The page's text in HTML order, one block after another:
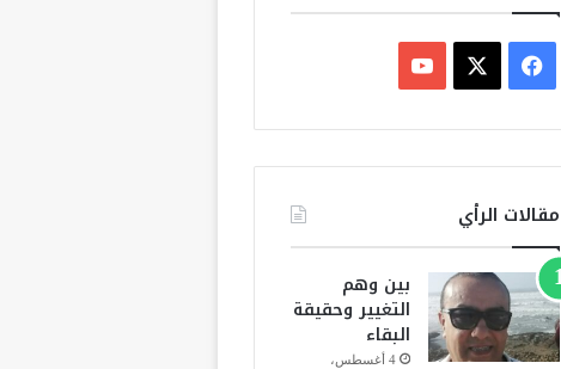
س
ب
ك
o
u
b
مقالات الرأي
بين وهم
التغيير وحقيقة
البقاء
4 أغسطس،